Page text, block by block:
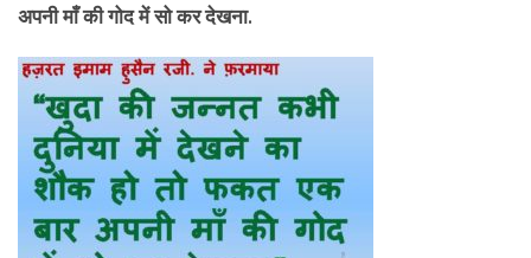
अपनी माँ की गोद में सो कर देखना.